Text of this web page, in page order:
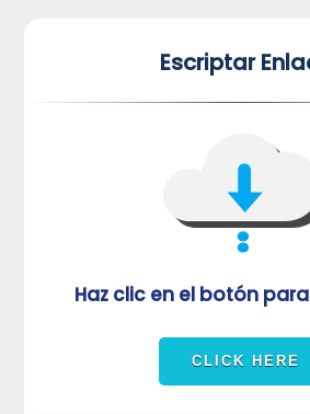
Escriptar
Haz clic en el botón